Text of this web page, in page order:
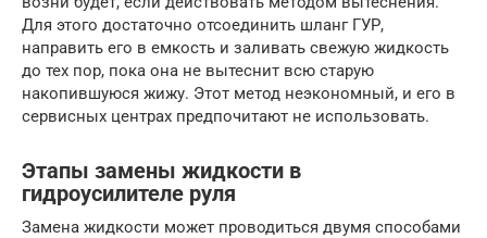
Для этого достаточно отсоединить шланг ГУР,
направить его в емкость и заливать свежую жидкость
до тех пор, пока она не вытеснит всю старую
накопившуюся жижу. Этот метод неэкономный, и его в
сервисных центрах предпочитают не использовать.
Этапы замены жидкости в
гидроусилителе руля
Замена жидкости может проводиться двумя способами